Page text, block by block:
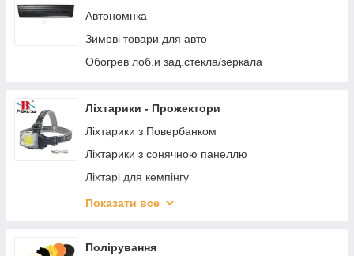
Кошельки
Чехол для ключей с карабином
Чохол для ключів Модельні
Автономнка
Зимові товари для авто
Обогрев лоб.и зад.стекла/зеркала
Ліхтарики - Прожектори
Ліхтарики з Повербанком
Ліхтарики з сонячною панеллю
Ліхтарі для кемпінгу
Ліхтарі налобні
Переноски - Діодні - Інспекційні
Показати все
Полірування